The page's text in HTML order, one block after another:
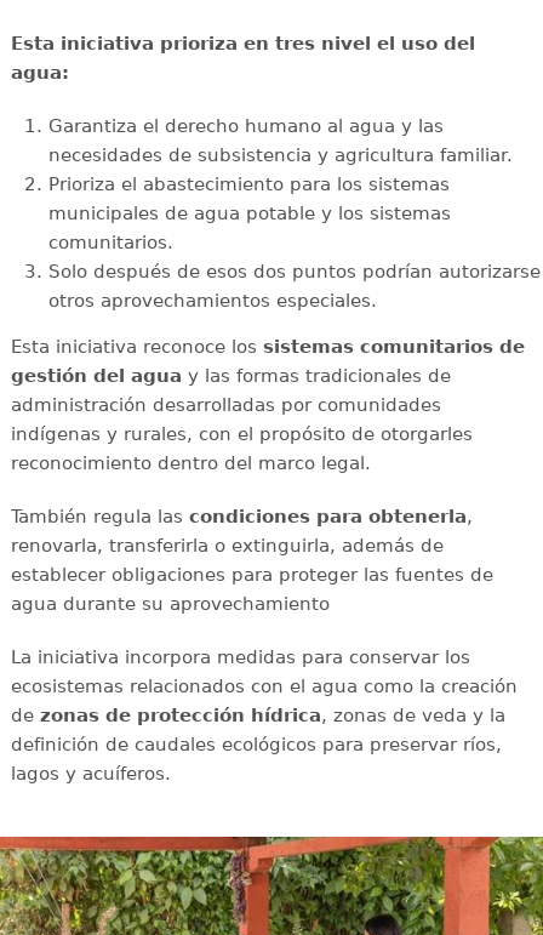
Esta iniciativa prioriza en tres nivel el uso del
agua:
Garantiza el derecho humano al agua y las
necesidades de subsistencia y agricultura familiar.
Prioriza el abastecimiento para los sistemas
municipales de agua potable y los sistemas
comunitarios.
Solo después de esos dos puntos podrían autorizarse
otros aprovechamientos especiales.
Esta iniciativa reconoce los sistemas comunitarios de
gestión del agua y las formas tradicionales de
administración desarrolladas por comunidades
indígenas y rurales, con el propósito de otorgarles
reconocimiento dentro del marco legal.
También regula las condiciones para obtenerla,
renovarla, transferirla o extinguirla, además de
establecer obligaciones para proteger las fuentes de
agua durante su aprovechamiento
La iniciativa incorpora medidas para conservar los
ecosistemas relacionados con el agua como la creación
de zonas de protección hídrica, zonas de veda y la
definición de caudales ecológicos para preservar ríos,
lagos y acuíferos.